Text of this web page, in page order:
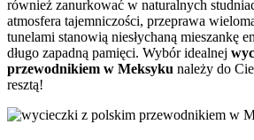
również zanurkować w naturalnych
atmosfera tajemniczości, przeprawa
tunelami stanowią niesłychaną mieszankę
długo zapadną pamięci. Wybór idealnej
przewodnikiem w Meksyku należy do
resztą!